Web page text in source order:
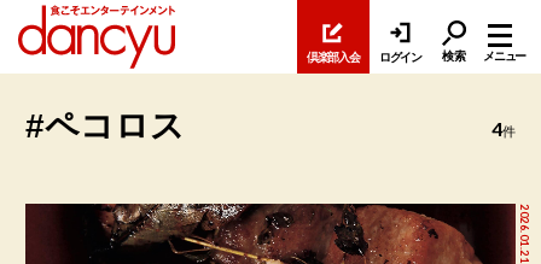
倶楽部入会 ログイン 検索 メニュー
#ペコロス 4件
2026.01.21